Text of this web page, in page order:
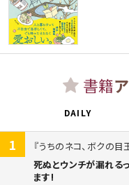
書籍
DAILY
1
うちのネコ、ボクの目
死ぬとウンチが漏れる
ます!